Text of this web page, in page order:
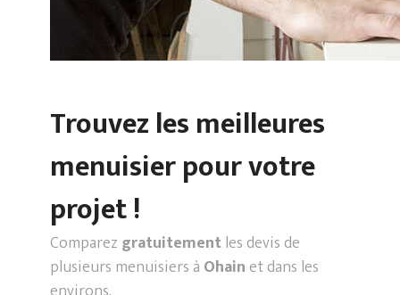
Trouvez les meilleures
menuisier pour votre
projet !
Comparez gratuitementles devis de
plusieurs menuisiers à Ohainet dans les